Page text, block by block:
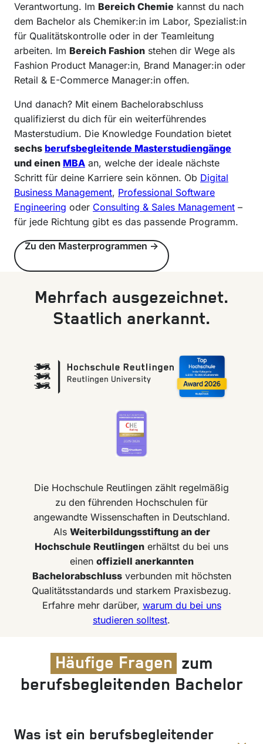
Verantwortung. Im Bereich Chemie kannst du nach
dem Bachelor als Chemiker:in im Labor, Spezialist:in
für Qualitätskontrolle oder in der Teamleitung
arbeiten. Im Bereich Fashion stehen dir Wege als
Fashion Product Manager:in, Brand Manager:in oder
Retail & E-Commerce Manager:in offen.
Und danach? Mit einem Bachelorabschluss
qualifizierst du dich für ein weiterführendes
Masterstudium. Die Knowledge Foundation bietet
sechs berufsbegleitende Masterstudiengänge
und einen MBA an, welche der ideale nächste
Schritt für deine Karriere sein können. Ob Digital
Business Management, Professional Software
Engineering oder Consulting & Sales Management –
für jede Richtung gibt es das passende Programm.
Zu den Masterprogrammen ->
Mehrfach ausgezeichnet.
Staatlich anerkannt.
Die Hochschule Reutlingen zählt regelmäßig
zu den führenden Hochschulen für
angewandte Wissenschaften in Deutschland.
Als Weiterbildungsstiftung an der
Hochschule Reutlingen erhältst du bei uns
einen offiziell anerkannten
Bachelorabschlussverbunden mit höchsten
Qualitätsstandards und starkem Praxisbezug.
Erfahre mehr darüber, warum du bei uns
studieren solltest.
Häufige Fragen zum
berufsbegleitenden Bachelor
Was ist ein berufsbegleitender